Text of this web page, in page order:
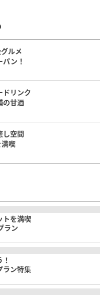
ルメ
ン！
ドリンク
の甘酒
し空間
喫
トを満喫
ラン
ラン特集